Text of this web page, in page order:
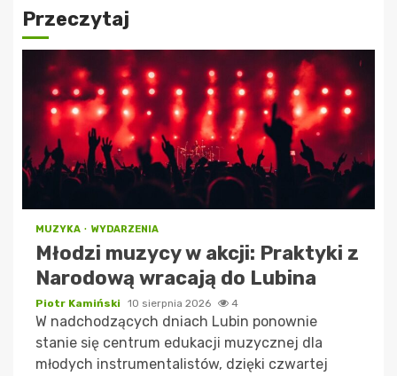
Przeczytaj
MUZYKA WYDARZENIA
Młodzi muzycy w akcji: Praktyki z
Narodową wracają do Lubina
Piotr Kamiński 10 sierpnia 2026 4
W nadchodzących dniach Lubin ponownie
stanie się centrum edukacji muzycznej dla
młodych instrumentalistów, dzięki czwartej